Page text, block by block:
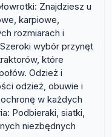
Znajdziesz u
karpiowe,
rozmiarach i
wybór przynęt
które
Odzież i
odzież, obuwie i
w każdych
Podbieraki, siatki,
niezbędnych